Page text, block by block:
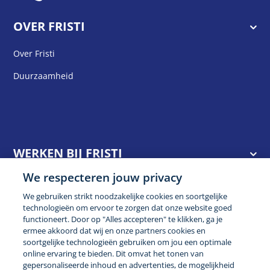
OVER FRISTI
Over Fristi
Duurzaamheid
WERKEN BIJ FRISTI
CONTACT
Veelgestelde vragen
Consumentenservice FrieslandCampina 0800-0765 (ma t/m
We respecteren jouw privacy
We gebruiken strikt noodzakelijke cookies en soortgelijke
technologieën om ervoor te zorgen dat onze website goed
functioneert. Door op "Alles accepteren" te klikken, ga je
ermee akkoord dat wij en onze partners cookies en
soortgelijke technologieën gebruiken om jou een optimale
online ervaring te bieden. Dit omvat het tonen van
gepersonaliseerde inhoud en advertenties, de mogelijkheid